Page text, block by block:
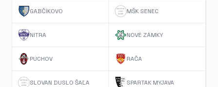
GABČÍKOVO MŠK SENEC
NITRA NOVÉ ZÁMKY
PÚCHOV RAČA
SLOVAN DUSLO ŠAĽA SPARTAK MYJAVA